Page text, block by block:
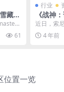
藏
戏
了EA
61
行业
《战神
幕后宣
近日，索
《战神：
幕后特辑“
4 年前
位置一览